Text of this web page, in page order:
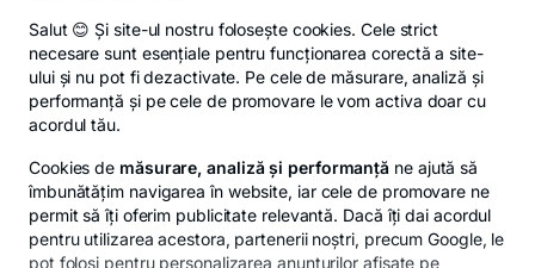
Privacy HubPolitica de confidențialitatePolitica de cookies
© Copyright 2026 Banca Transilvania. Toate drepturile
rezervate.
Salut 😊 Și site-ul nostru folosește cookies. Cele strict
necesare sunt esențiale pentru funcționarea corectă a site-
ului și nu pot fi dezactivate. Pe cele de măsurare, analiză și
performanță și pe cele de promovare le vom activa doar cu
acordul tău.
Cookies de măsurare, analiză și performanță ne ajută să
îmbunătățim navigarea în website, iar cele de promovare ne
permit să îți oferim publicitate relevantă. Dacă îți dai acordul
pentru utilizarea acestora, partenerii noștri, precum Google, le
pot folosi pentru personalizarea anunțurilor afișate pe